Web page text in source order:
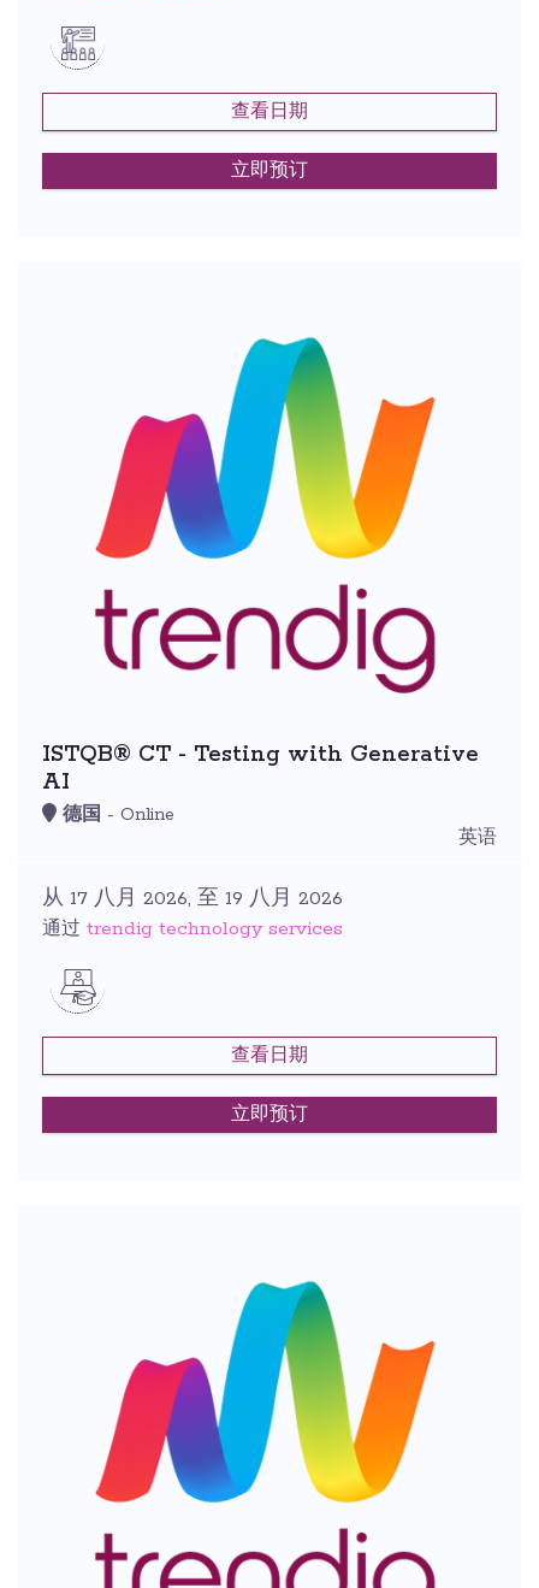
查看日期
立即预订
ISTQB® CT - Testing with Generative
AI
德国 - Online
英语
从 17 八月 2026, 至 19 八月 2026
通过 trendig technology services
查看日期
立即预订